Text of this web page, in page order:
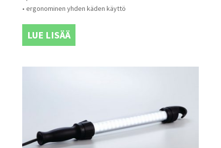
• ergonominen yhden käden käyttö
LUE LISÄÄ